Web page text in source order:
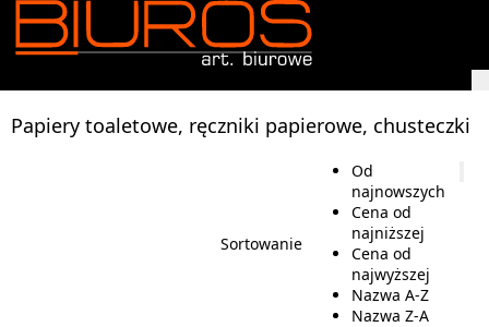
Papiery toaletowe, ręczniki papierowe, chusteczki
Sortowanie
Od
najnowszych
Cena od
najniższej
Cena od
najwyższej
Nazwa A-Z
Nazwa Z-A